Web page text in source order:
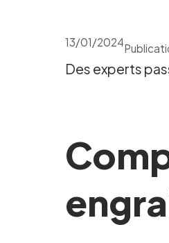
13/01/2024
Des experts